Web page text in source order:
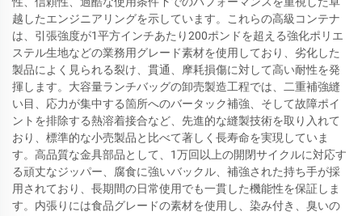
越したエンジニアリングを示しています。これらの高級コンテナ
は、引張強度が1平方インチあたり200ポンドを超える強化ポリエ
ステル生地などの業務用グレード素材を使用しており、劣化した
製品によく見られる裂け、貫通、摩耗損傷に対して高い耐性を発
揮します。大容量ランチバッグの卸売製造工程では、二重補強縫
い目、応力が集中する箇所へのバータック補強、そして故障ポイ
ントを排除する熱溶着接合など、先進的な縫製技術を取り入れて
おり、標準的な小売製品と比べて著しく長寿命を実現していま
す。高品質な金具部品として、1万回以上の開閉サイクルに対応す
る頑丈なジッパー、腐食に強いバックル、補強された持ち手が採
用されており、長期間の日常使用でも一貫した機能性を保証しま
す。内張りには食品グレードの素材を使用し、染み付き、臭いの